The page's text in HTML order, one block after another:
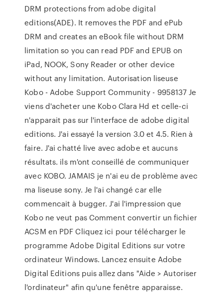
DRM protections from adobe digital
editions(ADE). It removes the PDF and ePub
DRM and creates an eBook file without DRM
limitation so you can read PDF and EPUB on
iPad, NOOK, Sony Reader or other device
without any limitation. Autorisation liseuse
Kobo - Adobe Support Community - 9958137 Je
viens d'acheter une Kobo Clara Hd et celle-ci
n'apparait pas sur l'interface de adobe digital
editions. J'ai essayé la version 3.0 et 4.5. Rien à
faire. J'ai chatté live avec adobe et aucuns
résultats. ils m'ont conseillé de communiquer
avec KOBO. JAMAIS je n'ai eu de problème avec
ma liseuse sony. Je l'ai changé car elle
commencait à bugger. J'ai l'impression que
Kobo ne veut pas Comment convertir un fichier
ACSM en PDF Cliquez ici pour télécharger le
programme Adobe Digital Editions sur votre
ordinateur Windows. Lancez ensuite Adobe
Digital Editions puis allez dans "Aide > Autoriser
l'ordinateur" afin qu'une fenêtre apparaisse.